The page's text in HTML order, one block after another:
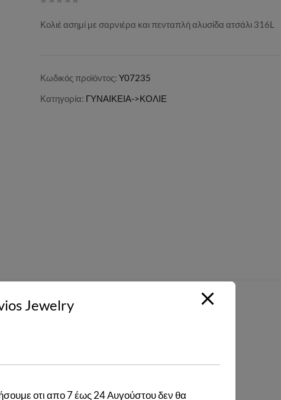
Κολιέ ασημί με σαρνιέρα και πενταπλή αλυσίδα ατσάλι 316L
Κωδικός προϊόντος: Y07235
Κατηγορία: ΓΥΝΑΙΚΕΙΑ->ΚΟΛΙΕ
Jewelry
οτι απο 7 έως 24 Αυγούστου δεν θα